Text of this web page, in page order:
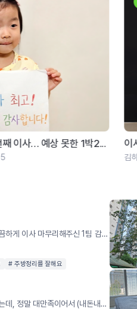
이사 고민 중이라면 꼭 보세요!
김하빈 | 구로구 경인로38길 |
폭염 이사임에도 불구하고 신속하고 깔끔하게 이사 마무리해주신 1팀 감사합니다. 무엇보다 주방살림정리가 어려웠는데, 더보다 더 깔끔하게 정리해주셔서 앞으로 더 편리하게 생활할 수 있을것 같아요. 다른 방들도 원래 위치와 최대한 동일하게 구성해 주셨습니다. (중간에 세탁기 중고거래도 친절하게 도와주셔서 감사했어요. ) 덕분에 이서 첫날 편안한 마음으로 저희가족 모두 잠들 수 있었습니다.! 66호 1팀 늘 화이팅입니다. !!
# 주방정리를 잘해요
당근에서 영구이사 후기를 보고 선택했는데, 정말 대만족이어서 (내돈내산)후기 남깁니다!1.5룸에서 아파트로 이사했는데, 짐이 많지 않아 기사님 한 분과 1톤 트럭으로 일반이사를 진행했습니다.이사 전날 기사님께 먼저 연락을 주셔서 이사 시간과 위치를 꼼꼼하게 확인해 주셨고, 덕분에 시작 전부터 믿음이 갔습니다!! 이사 당일에는 약속된 시간보다 조금 일찍 도착하셔서 미리 짐을 정리해 주셨고, 제가 봉지에 이것저것 급하게 담아둔 짐들도 하나하나 이사 박스에 다시 옮겨 담아 안전하게 포장해 주셨어요ㅜㅠ 가장 걱정했던 건 퀸사이즈 침대였는데, 매트리스는 전용 커버로 꼼꼼하게 보호해 주시고 프레임도 모두 분해한 뒤 새집에서 다시 튼튼하게 조립해 주셨습니다.짐도 하나하나 조심스럽게 옮겨주시고, 새집에 들어와서는 원하는 위치에 맞춰 배치까지 도와주셔서 이사가 훨씬 수월했습니다. 무더운 날씨에도 끝까지 친절하고 꼼꼼하게 작업해 주셔서 정말 감사드립니다ㅠㅠ 덕분에 기분 좋게 새집에서 새로운 시작을 할 수 있을 것 같습니다! 더운 날씨 건강 잘 챙기시고, 앞으로도 항상 좋은 일만 가득하시길 바랍니다!!